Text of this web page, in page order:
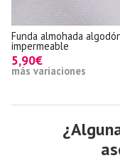
Funda almohada
impermeable
5,90€
más variaciones